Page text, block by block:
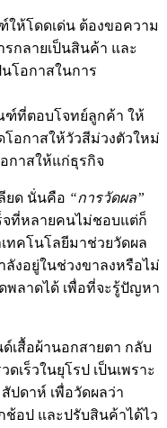
ห้โดดเด่น ต้องขอความ
กลายเป็นสินค้า และ
นโอกาสในการ
ฑ์ที่ตอบโจทย์ลูกค้า ให้
อกาสให้วัวสีม่วงตัวใหม่
กาสให้แก่ธุรกิจ
ยด นั่นคือ “การวัดผล”
จที่หลายคนไม่ชอบแต่ก็
เทคโนโลยีมาช่วยวัดผล
งอยู่ในช่วงขาลงหรือไม่
พลาดได้ เพื่อที่จะรู้ปัญหา
เสื้อผ้านอกสายตา กลับ
เร็วในยุโรป เป็นเพราะ
ปดาห์ เพื่อวัดผลว่า
ช้อป และปรับสินค้าได้ไว